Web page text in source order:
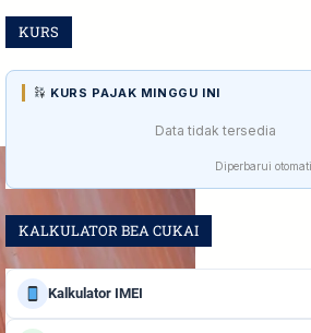
KURS
KURS PAJAK MINGGU INI
Data tidak tersedia
Diperbarui
KALKULATOR BEA CUKAI
Kalkulator IMEI